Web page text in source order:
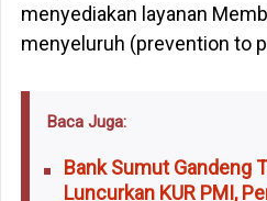
menyediakan layanan
menyeluruh (prevention to
Baca Juga:
Bank Sumut Gandeng
Luncurkan KUR PMI,